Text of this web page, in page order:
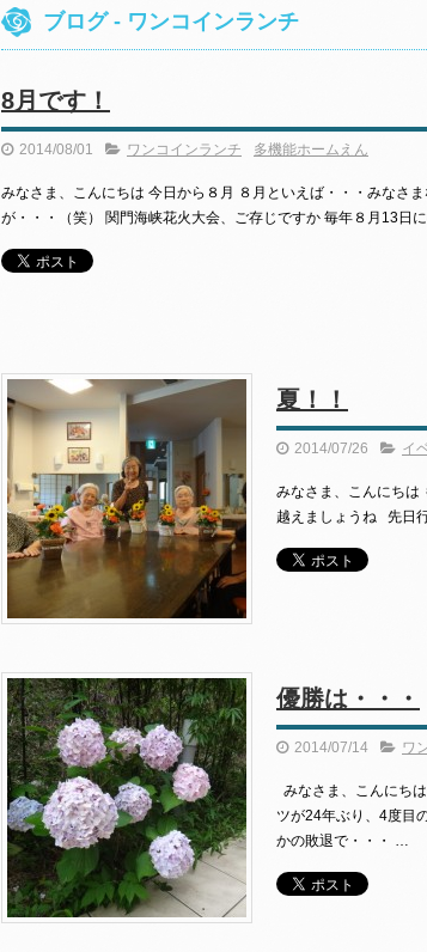
ブログ - ワンコインランチ
8月です！
2014/08/01 ワンコインランチ 多機能ホームえん
みなさま、こんにちは 今日から８月 ８月といえば・・・みなさ
が・・・（笑） 関門海峡花火大会、ご存じですか 毎年８月13日
夏！！
2014/07/26 イ
みなさま、こんにちは
越えましょうね 先
優勝は・・・
2014/07/14 ワ
みなさま、こんにち
ツが24年ぶり、4度目
かの敗退で・・・ …